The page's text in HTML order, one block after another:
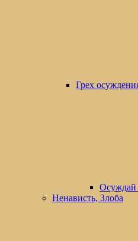
Грех
Осуждай
Ненависть, Злоба